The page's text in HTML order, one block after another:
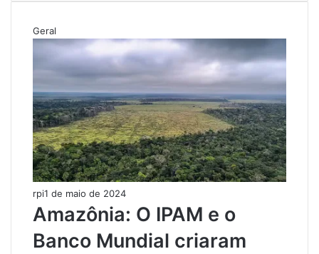
Geral
rpi1 de maio de 2024
Amazônia: O IPAM e o
Banco Mundial criaram